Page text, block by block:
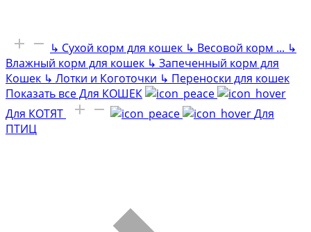
↳ Сухой корм для кошек ↳ Весовой корм ... ↳
Влажный корм для кошек ↳ Запеченный корм для
Кошек ↳ Лотки и Коготочки ↳ Переноски для кошек
Показать все Для КОШЕК
Для КОТЯТ
Для
ПТИЦ